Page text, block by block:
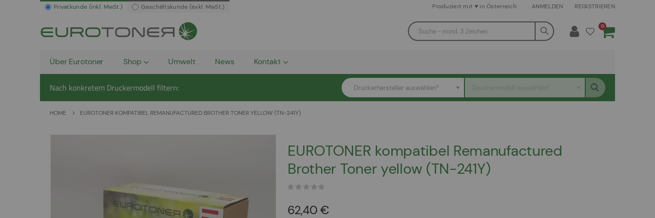
Privatkunde (inkl. MwSt.) Geschäftskunde (exkl. MwSt.) Produziert mit ♥ in Österreich ANMELDEN REGISTRIEREN
Warenkorb
0Artikel
Über Eurotoner Shop Umwelt News Kontakt
Nach konkretem Druckermodell filtern: Druckerhersteller auswählen*
HOME EUROTONER KOMPATIBEL REMANUFACTURED BROTHER TONER YELLOW (TN-241Y)
EUROTONER kompatibel Remanufactured
Brother Toner yellow (TN-241Y)
62,40 €